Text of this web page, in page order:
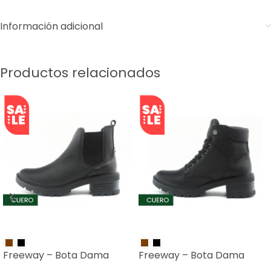
Información adicional
Productos relacionados
Freeway – Bota Dama Freeway – Bota Dama